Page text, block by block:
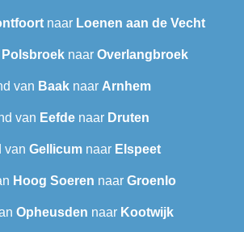
naar Loenen aan de Vecht
Polsbroeknaar Overlangbroek
van Baak naar Arnhem
van Eefde naar Druten
van Gellicumnaar Elspeet
Hoog Soeren naar Groenlo
Opheusden naar Kootwijk